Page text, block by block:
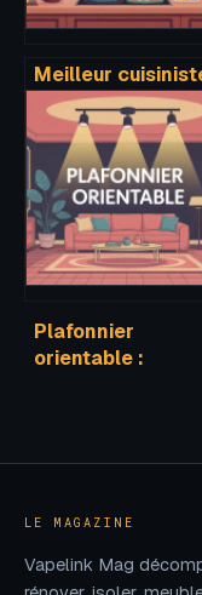
Meilleur
2024 : le guide
pour choisir sans
se tromper
Plafonnier
orientable :
LE MAGAZINE
Vapelink Mag